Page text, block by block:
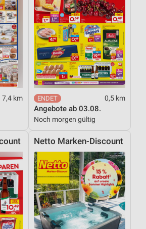
7,4 km 0,5 km
Angebote ab 03.08.
Noch morgen gültig
Netto Marken-Discount
zur Auswahl
von Inhalten
durch Statistiken oder
aus verschiedenen
der Angebote
Daten zur Auswahl von
Standortdaten
angeforderten